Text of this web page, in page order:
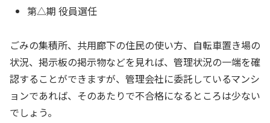
第△期 役員選任
ごみの集積所、共用廊下の住民の使い方、自転車置き場の
状況、掲示板の掲示物などを見れば、管理状況の一端を確
認することができますが、管理会社に委託しているマンシ
ョンであれば、そのあたりで不合格になるところは少ない
でしょう。